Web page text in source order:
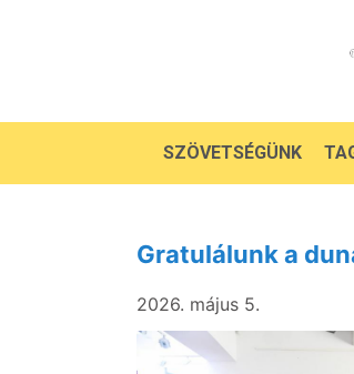
SZÖVETSÉGÜNK
Gratulálunk a
2026. május 5.